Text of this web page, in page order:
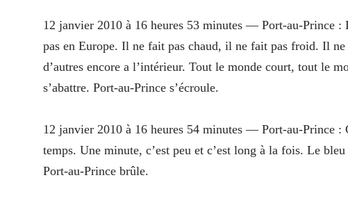
12 janvier 2010 à 16 heures 53 minutes — Port-au-Prince :
pas en Europe. Il ne fait pas chaud, il ne fait pas froid. Il
d’autres encore a l’intérieur. Tout le monde court, tout le
s’abattre. Port-au-Prince s’écroule.
12 janvier 2010 à 16 heures 54 minutes — Port-au-Prince :
temps. Une minute, c’est peu et c’est long à la fois. Le
Port-au-Prince brûle.